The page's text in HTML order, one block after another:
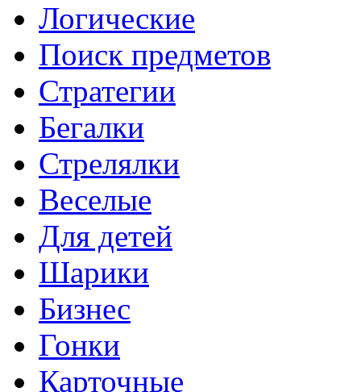
Логические
Поиск предметов
Стратегии
Бегалки
Стрелялки
Веселые
Для детей
Шарики
Бизнес
Гонки
Карточные